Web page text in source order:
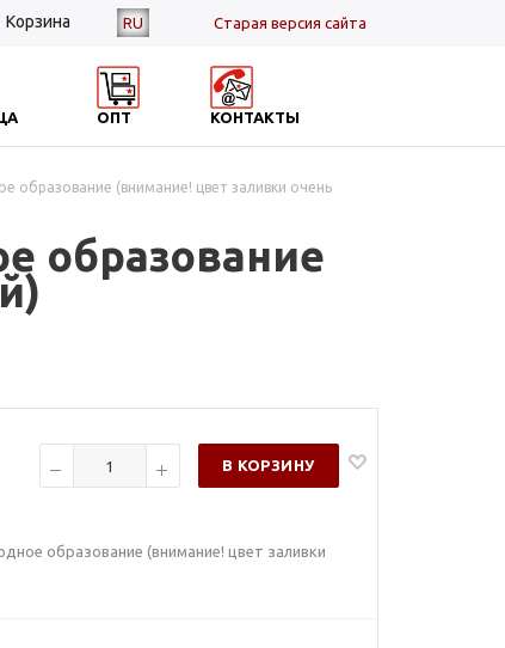
RU Cтарая версия сайта
Корзина
ОПТ КОНТАКТЫ
(внимание! цвет заливки очень
образование
В КОРЗИНУ
образование (внимание! цвет заливки